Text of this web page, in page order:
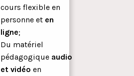
cours flexible en
personne et en
ligne;
Du matériel
pédagogique audio
et vidéo en